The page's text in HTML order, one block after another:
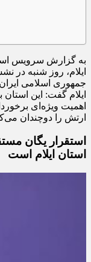
به گزارش سرویس
ایلام، روز شنبه
جمهوری اسلامی
اهمیت ویژه‌ای
ارتش را دوچندان
استقرار یگان
استان ایلام است